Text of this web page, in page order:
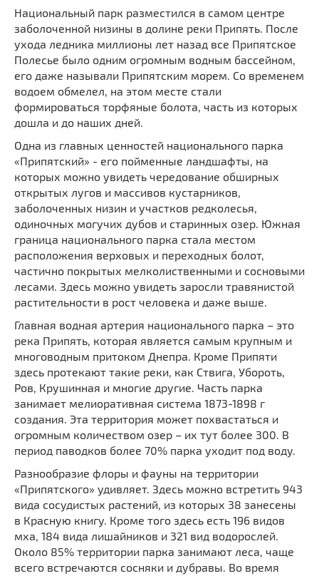
Национальный парк разместился в самом центре
заболоченной низины в долине реки Припять. После
ухода ледника миллионы лет назад все Припятское
Полесье было одним огромным водным бассейном,
его даже называли Припятским морем. Со временем
водоем обмелел, на этом месте стали
формироваться торфяные болота, часть из которых
дошла и до наших дней.
Одна из главных ценностей национального парка
«Припятский» - его пойменные ландшафты, на
которых можно увидеть чередование обширных
открытых лугов и массивов кустарников,
заболоченных низин и участков редколесья,
одиночных могучих дубов и старинных озер. Южная
граница национального парка стала местом
расположения верховых и переходных болот,
частично покрытых мелколиственными и сосновыми
лесами. Здесь можно увидеть заросли травянистой
растительности в рост человека и даже выше.
Главная водная артерия национального парка – это
река Припять, которая является самым крупным и
многоводным притоком Днепра. Кроме Припяти
здесь протекают такие реки, как Ствига, Убороть,
Ров, Крушинная и многие другие. Часть парка
занимает мелиоративная система 1873-1898 г
создания. Эта территория может похвастаться и
огромным количеством озер – их тут более 300. В
период паводков более 70% парка уходит под воду.
Разнообразие флоры и фауны на территории
«Припятского» удивляет. Здесь можно встретить 943
вида сосудистых растений, из которых 38 занесены
в Красную книгу. Кроме того здесь есть 196 видов
мха, 184 вида лишайников и 321 вид водорослей.
Около 85% территории парка занимают леса, чаще
всего встречаются сосняки и дубравы. Во время